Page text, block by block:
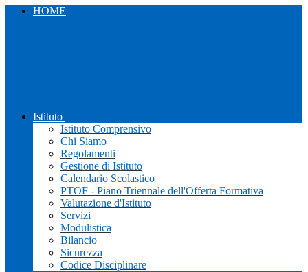
HOME
Istituto
Istituto Comprensivo
Chi Siamo
Regolamenti
Gestione di Istituto
Calendario Scolastico
PTOF - Piano Triennale dell'Offerta Formativa
Valutazione d'Istituto
Servizi
Modulistica
Bilancio
Sicurezza
Codice Disciplinare